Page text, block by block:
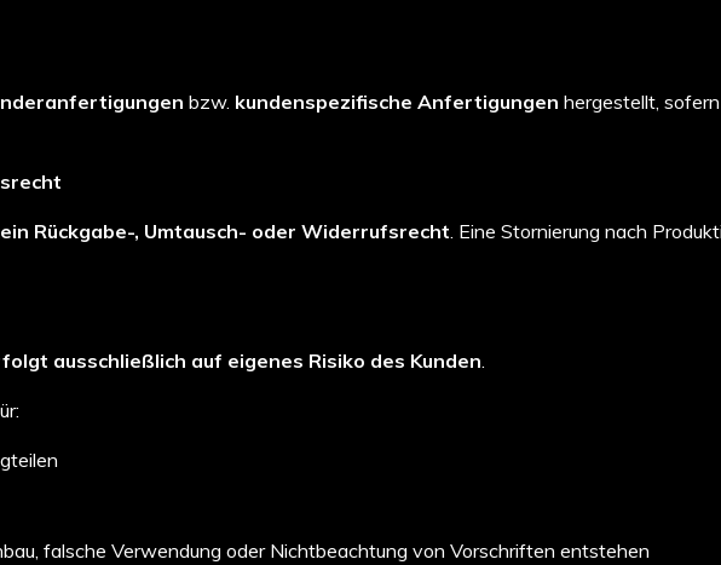
bzw. kundenspezifische Anfertigungen hergestellt,
Rückgabe-, Umtausch- oder Widerrufsrecht. Eine Stornierung nach
ausschließlich auf eigenes Risiko des Kunden.
falsche Verwendung oder Nichtbeachtung von Vorschriften entstehen